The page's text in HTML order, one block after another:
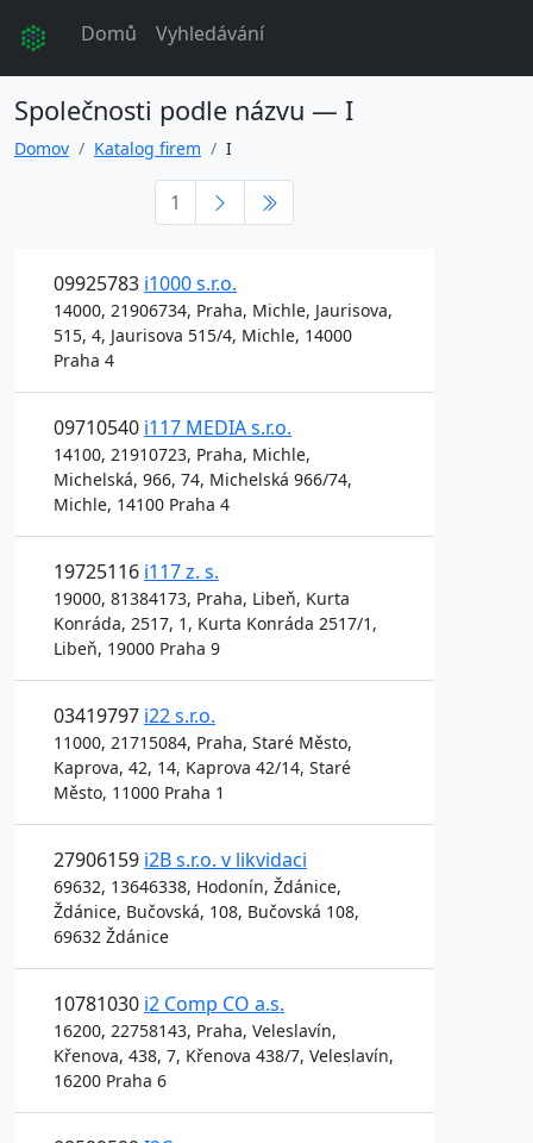
Domů Vyhledávání
Společnosti podle názvu — I
Domov Katalog firem I
1
09925783 i1000 s.r.o.
14000, 21906734, Praha, Michle, Jaurisova,
515, 4, Jaurisova 515/4, Michle, 14000
Praha 4
09710540 i117 MEDIA s.r.o.
14100, 21910723, Praha, Michle,
Michelská, 966, 74, Michelská 966/74,
Michle, 14100 Praha 4
19725116 i117 z. s.
19000, 81384173, Praha, Libeň, Kurta
Konráda, 2517, 1, Kurta Konráda 2517/1,
Libeň, 19000 Praha 9
03419797 i22 s.r.o.
11000, 21715084, Praha, Staré Město,
Kaprova, 42, 14, Kaprova 42/14, Staré
Město, 11000 Praha 1
27906159 i2B s.r.o. v likvidaci
69632, 13646338, Hodonín, Ždánice,
Ždánice, Bučovská, 108, Bučovská 108,
69632 Ždánice
10781030 i2 Comp CO a.s.
16200, 22758143, Praha, Veleslavín,
Křenova, 438, 7, Křenova 438/7, Veleslavín,
16200 Praha 6